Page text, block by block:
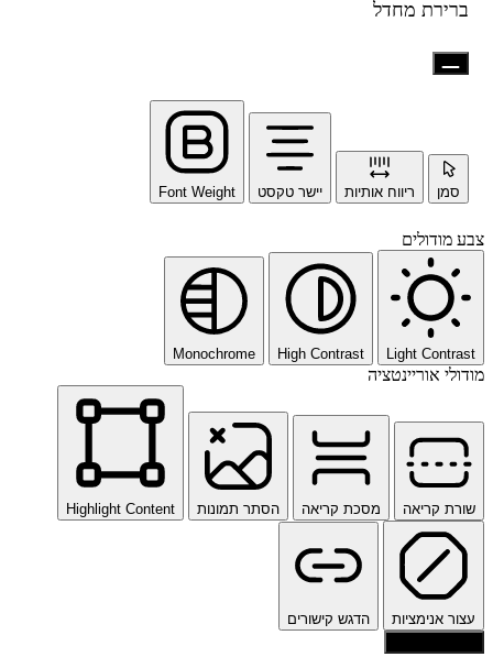
ברירת מחדל
סמן ריווח אותיות יישר טקסט Font Weight
צבע מודולים
Light Contrast
High Contrast
Monochrome
מודולי אוריינטציה
שורת קריאה מסכת קריאה הסתר תמונות Highlight Content
עצור אנימציות
הדגש קישורים